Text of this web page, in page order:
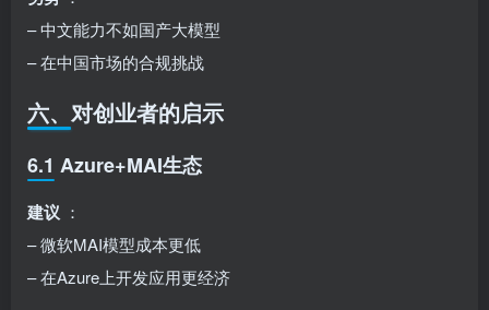
– 中文能力不如国产大模型
– 在中国市场的合规挑战
六、对创业者的启示
6.1 Azure+MAI生态
建议 ：
– 微软MAI模型成本更低
– 在Azure上开发应用更经济